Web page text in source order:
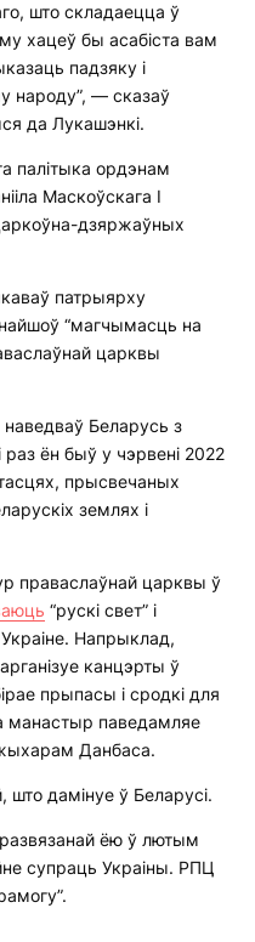
што складаецца ў
хацеў бы асабіста вам
падзяку і
народу”, — сказаў
да Лукашэнкі.
палітыка ордэнам
Маскоўскага I
дзяржаўных
патрыярху
“магчымасць на
царквы
Беларусь з
раз ён быў у чэрвені 2022
прысвечаных
землях і
праваслаўнай царквы ў
“рускі свет” і
Напрыклад,
канцэрты ў
прыпасы і сродкі для
манастыр паведамляе
Данбаса.
што дамінуе ў Беларусі.
ёю ў лютым
супраць Украіны. РПЦ